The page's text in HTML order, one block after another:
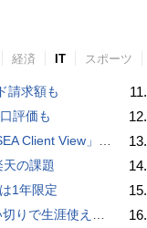
経済 IT スポーツ
請求額も
評価も
方をAIが分析したら「すぐに休んで」と言われる？
天の課題
1年限定
あるオンラインストレージ4選
11.
12.
13.
14.
15.
16.